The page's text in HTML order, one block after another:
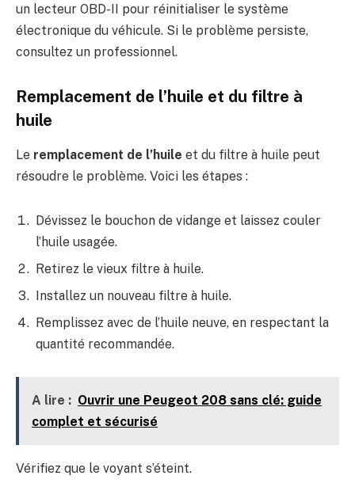
un lecteur OBD-II pour réinitialiser le système
électronique du véhicule. Si le problème persiste,
consultez un professionnel.
Remplacement de l’huile et du filtre à
huile
Le remplacement de l’huile et du filtre à huile peut
résoudre le problème. Voici les étapes :
Dévissez le bouchon de vidange et laissez couler
l’huile usagée.
Retirez le vieux filtre à huile.
Installez un nouveau filtre à huile.
Remplissez avec de l’huile neuve, en respectant la
quantité recommandée.
A lire : Ouvrir une Peugeot 208 sans clé: guide
complet et sécurisé
Vérifiez que le voyant s’éteint.